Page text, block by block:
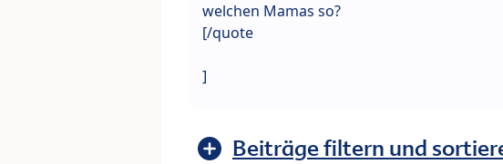
welchen Mamas so?
[/quote
]
Beiträge filtern und